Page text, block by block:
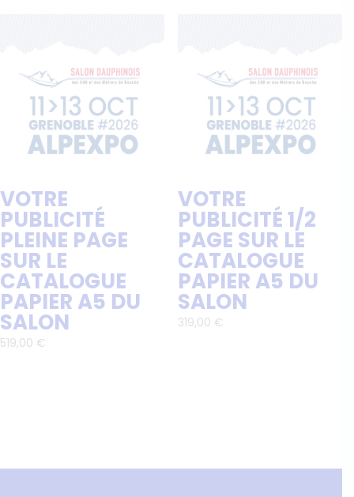
VOTRE
PUBLICITÉ
PLEINE PAGE
SUR LE
CATALOGUE
PAPIER A5 DU
SALON
519,00 €
VOTRE
PUBLICITÉ 1/2
PAGE SUR LE
CATALOGUE
PAPIER A5 DU
SALON
319,00 €